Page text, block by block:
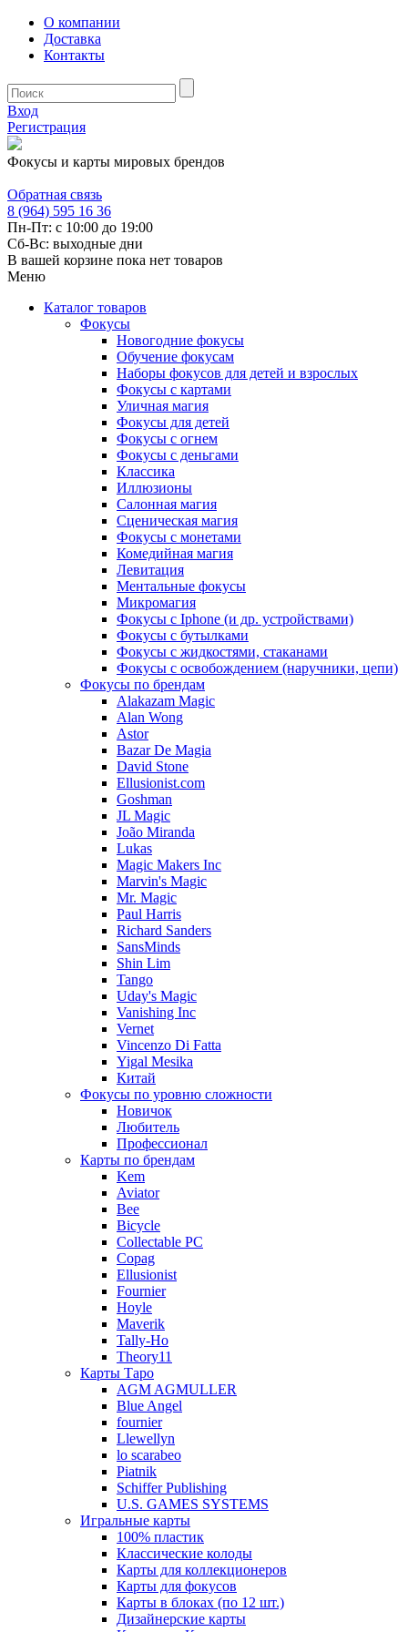
О компании
Доставка
Контакты
Вход
Регистрация
Фокусы и карты мировых брендов
Обратная связь
8 (964) 595 16 36
Пн-Пт: с 10:00 до 19:00
Сб-Вс: выходные дни
В вашей корзине пока нет товаров
Меню
Каталог товаров
Фокусы
Новогодние фокусы
Обучение фокусам
Наборы фокусов для детей и взрослых
Фокусы с картами
Уличная магия
Фокусы для детей
Фокусы с огнем
Фокусы с деньгами
Классика
Иллюзионы
Салонная магия
Сценическая магия
Фокусы с монетами
Комедийная магия
Левитация
Ментальные фокусы
Микромагия
Фокусы с Iphone (и др. устройствами)
Фокусы с бутылками
Фокусы с жидкостями, стаканами
Фокусы с освобождением (наручники, цепи)
Фокусы по брендам
Alakazam Magic
Alan Wong
Astor
Bazar De Magia
David Stone
Ellusionist.com
Goshman
JL Magic
João Miranda
Lukas
Magic Makers Inc
Marvin's Magic
Mr. Magic
Paul Harris
Richard Sanders
SansMinds
Shin Lim
Tango
Uday's Magic
Vanishing Inc
Vernet
Vincenzo Di Fatta
Yigal Mesika
Китай
Фокусы по уровню сложности
Новичок
Любитель
Профессионал
Карты по брендам
Kem
Aviator
Bee
Bicycle
Collectable PC
Copag
Ellusionist
Fournier
Hoyle
Maverik
Tally-Ho
Theory11
Карты Таро
AGM AGMULLER
Blue Angel
fournier
Llewellyn
lo scarabeo
Piatnik
Schiffer Publishing
U.S. GAMES SYSTEMS
Игральные карты
100% пластик
Классические колоды
Карты для коллекционеров
Карты для фокусов
Карты в блоках (по 12 шт.)
Дизайнерские карты